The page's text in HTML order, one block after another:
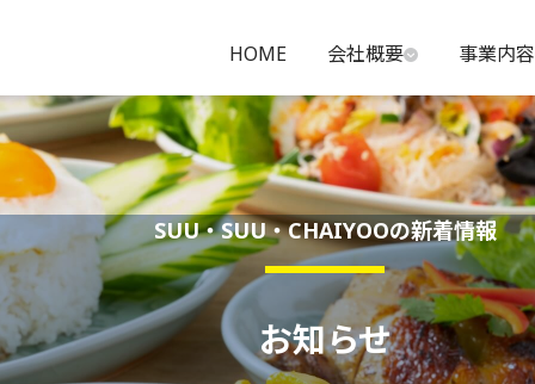
HOME 会社概要 事業内容
SUU・SUU・CHAIYOOの新着情報
お知らせ